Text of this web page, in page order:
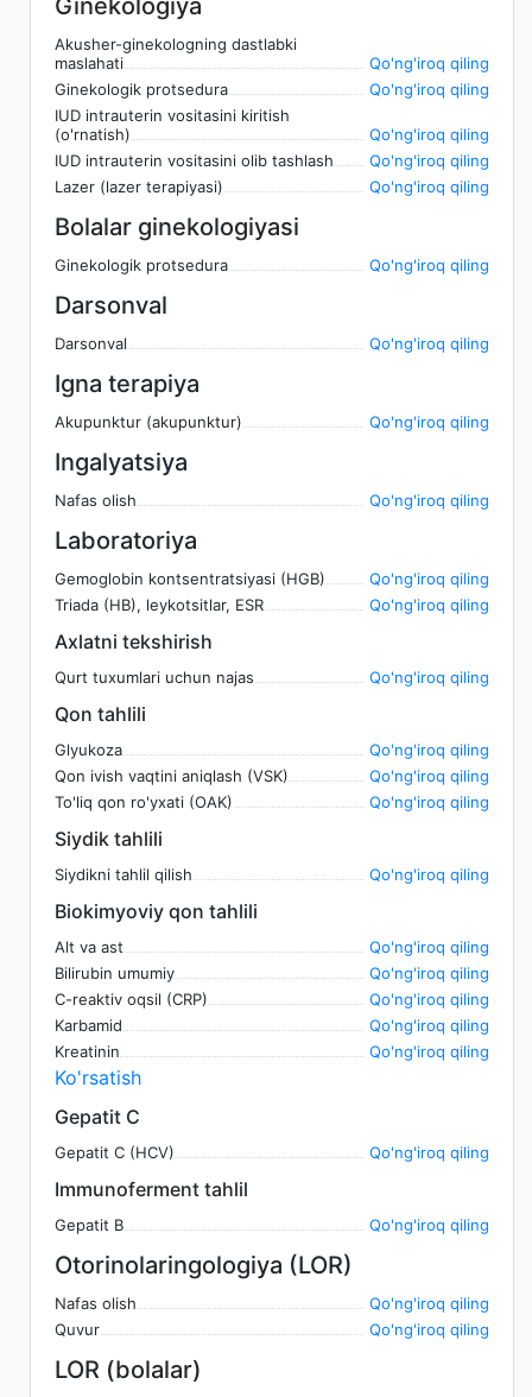
Ginekologiya
Akusher-ginekologning dastlabki
maslahati
Qo'ng'iroq qiling
Ginekologik protsedura
Qo'ng'iroq qiling
IUD intrauterin vositasini kiritish
(o'rnatish)
Qo'ng'iroq qiling
IUD intrauterin vositasini olib tashlash
Qo'ng'iroq qiling
Lazer (lazer terapiyasi)
Qo'ng'iroq qiling
Bolalar ginekologiyasi
Ginekologik protsedura Qo'ng'iroq qiling
Darsonval
Darsonval Qo'ng'iroq qiling
Igna terapiya
Akupunktur (akupunktur) Qo'ng'iroq qiling
Ingalyatsiya
Nafas olish Qo'ng'iroq qiling
Laboratoriya
Gemoglobin kontsentratsiyasi (HGB)
Qo'ng'iroq qiling
Triada (HB), leykotsitlar, ESR
Qo'ng'iroq qiling
Axlatni tekshirish
Qurt tuxumlari uchun najas Qo'ng'iroq qiling
Qon tahlili
Glyukoza
Qo'ng'iroq qiling
Qon ivish vaqtini aniqlash (VSK)
Qo'ng'iroq qiling
To'liq qon ro'yxati (OAK)
Qo'ng'iroq qiling
Siydik tahlili
Siydikni tahlil qilish Qo'ng'iroq qiling
Biokimyoviy qon tahlili
Alt va ast
Qo'ng'iroq qiling
Bilirubin umumiy
Qo'ng'iroq qiling
C-reaktiv oqsil (CRP)
Qo'ng'iroq qiling
Karbamid
Qo'ng'iroq qiling
Kreatinin
Qo'ng'iroq qiling
Ko'rsatish
Gepatit C
Gepatit C (HCV) Qo'ng'iroq qiling
Immunoferment tahlil
Gepatit B Qo'ng'iroq qiling
Otorinolaringologiya (LOR)
Nafas olish
Qo'ng'iroq qiling
Quvur
Qo'ng'iroq qiling
LOR (bolalar)